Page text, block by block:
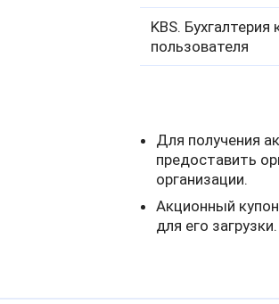
KBS.
пользователя
Для получения
предоставить
организации.
Акционный
для его загрузки.